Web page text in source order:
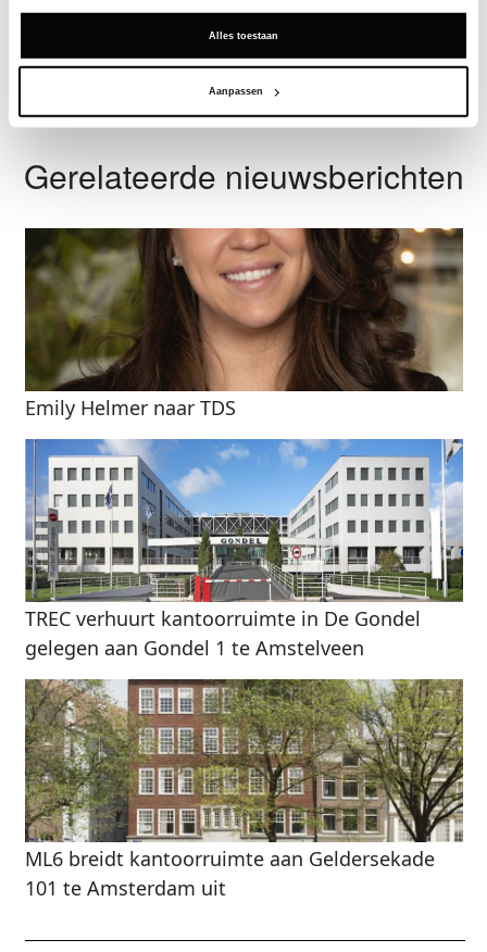
Alles toestaan
Aanpassen
Gerelateerde nieuwsberichten
Emily Helmer naar TDS
TREC verhuurt kantoorruimte in De Gondel
gelegen aan Gondel 1 te Amstelveen
ML6 breidt kantoorruimte aan Geldersekade
101 te Amsterdam uit